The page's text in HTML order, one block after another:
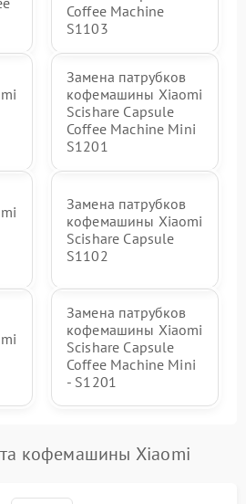
Coffee Machine
S1103
Замена патрубков
кофемашины Xiaomi
Scishare Capsule
Coffee Machine Mini
S1201
Замена патрубков
кофемашины Xiaomi
Scishare Capsule
S1102
Замена патрубков
кофемашины Xiaomi
Scishare Capsule
Coffee Machine Mini
- S1201
кофемашины Xiaomi